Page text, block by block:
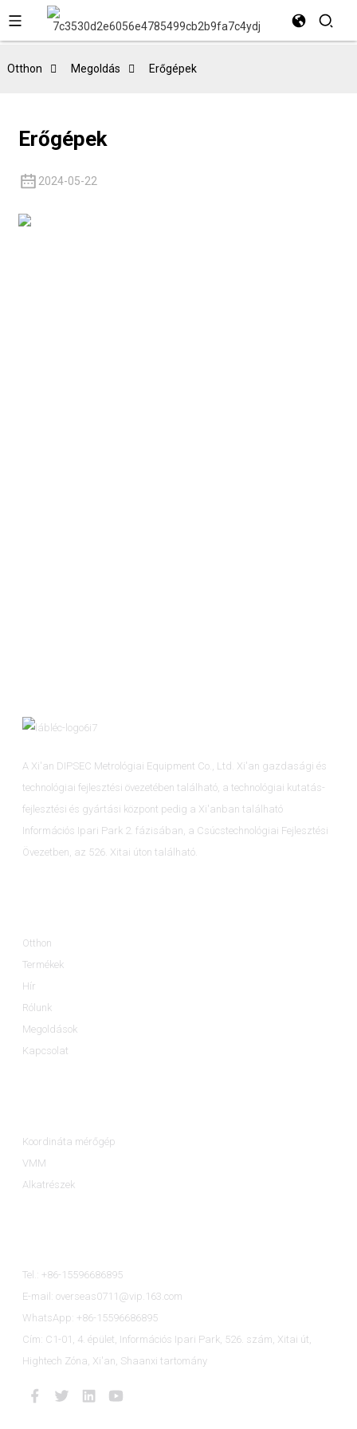
Otthon Megoldás Erőgépek
Erőgépek
2024-05-22
A Xi'an DIPSEC Metrológiai Equipment Co., Ltd. Xi'an gazdasági és
technológiai fejlesztési övezetében található, a technológiai kutatás-
fejlesztési és gyártási központ pedig a Xi'anban található
Információs Ipari Park 2. fázisában, a Csúcstechnológiai Fejlesztési
Övezetben, az 526. Xitai úton található.
Otthon
Termékek
Hír
Rólunk
Megoldások
Kapcsolat
Koordináta mérőgép
VMM
Alkatrészek
Tel.: +86-15596686895
E-mail: overseas0711@vip.163.com
WhatsApp: +86-15596686895
Cím: C1-01, 4. épület, Információs Ipari Park, 526. szám, Xitai út,
Hightech Zóna, Xi'an, Shaanxi tartomány